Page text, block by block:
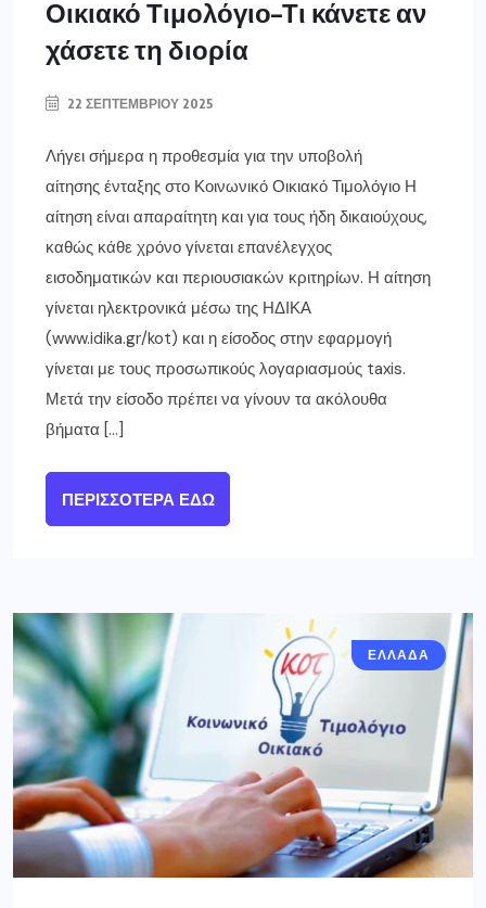
Οικιακό Τιμολόγιο–Τι κάνετε αν
χάσετε τη διορία
22 ΣΕΠΤΕΜΒΡΊΟΥ 2025
Λήγει σήμερα η προθεσμία για την υποβολή
αίτησης ένταξης στο Κοινωνικό Οικιακό Τιμολόγιο Η
αίτηση είναι απαραίτητη και για τους ήδη δικαιούχους,
καθώς κάθε χρόνο γίνεται επανέλεγχος
εισοδηματικών και περιουσιακών κριτηρίων. Η αίτηση
γίνεται ηλεκτρονικά μέσω της ΗΔΙΚΑ
(www.idika.gr/kot) και η είσοδος στην εφαρμογή
γίνεται με τους προσωπικούς λογαριασμούς taxis.
Μετά την είσοδο πρέπει να γίνουν τα ακόλουθα
βήματα […]
ΠΕΡΙΣΣΌΤΕΡΑ ΕΔΏ
ΕΛΛΑΔΑ